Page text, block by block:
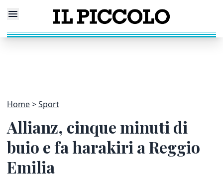
Home Sport
Allianz, cinque minuti di
buio e fa harakiri a Reggio
Emilia